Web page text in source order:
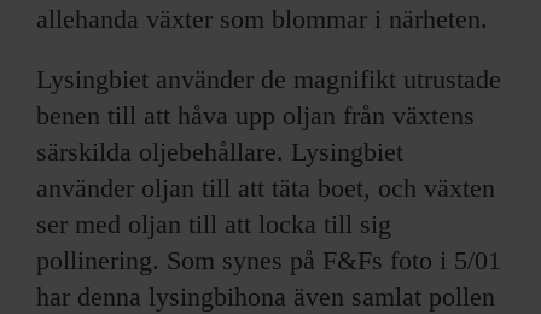
allehanda växter som blommar i närheten.
Lysingbiet använder de magnifikt utrustade
benen till att håva upp oljan från växtens
särskilda oljebehållare. Lysingbiet
använder oljan till att täta boet, och växten
ser med oljan till att locka till sig
pollinering. Som synes på F&Fs foto i 5/01
har denna lysingbihona även samlat pollen